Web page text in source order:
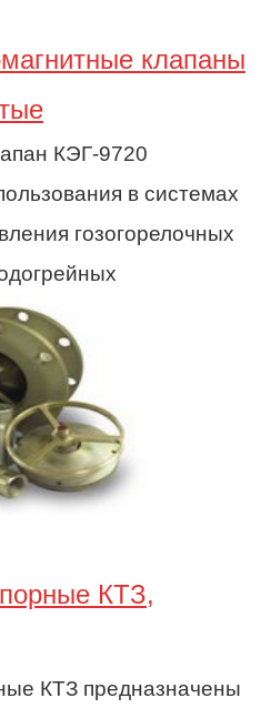
клапаны
КЭГ-9720
в системах
гозогорелочных
КТЗ,
КТЗ предназначены